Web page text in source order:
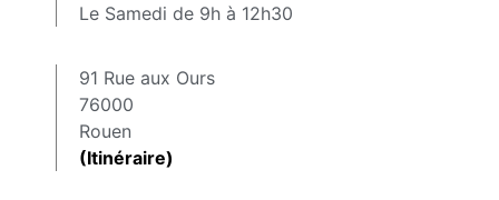
Le Samedi de 9h à 12h30
91 Rue aux Ours
76000
Rouen
(Itinéraire)